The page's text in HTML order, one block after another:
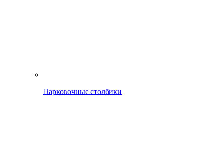
Парковочные столбики